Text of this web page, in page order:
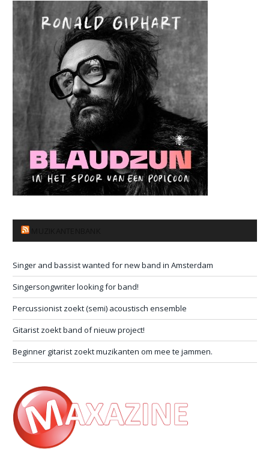
Singer and bassist wanted for new band in Amsterdam
Singersongwriter looking for band!
Percussionist zoekt (semi) acoustisch ensemble
Gitarist zoekt band of nieuw project!
Beginner gitarist zoekt muzikanten om mee te jammen.